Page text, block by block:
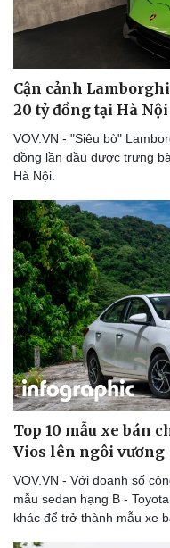
Sức khỏe
Cận cảnh
20 tỷ đồng tại Hà Nội
VOV.VN - "Siêu bò"
đồng lần đầu được trưng
Hà Nội.
Top 10 mẫu xe bán
Vios lên ngôi vương
VOV.VN - Với doanh số
mẫu sedan hạng B -
khác để trở thành mẫu xe